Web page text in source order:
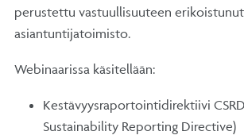
perustettu vastuullisuuteen erikoistunut
asiantuntijatoimisto.
Webinaarissa käsitellään:
Kestävyysraportointidirektiivi
Sustainability Reporting Directive)